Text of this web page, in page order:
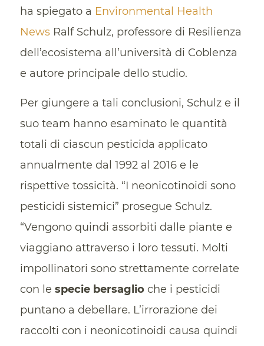
ha spiegato a Environmental Health
NewsRalf Schulz, professore di Resilienza
dell’ecosistema all’università di Coblenza
e autore principale dello studio.
Per giungere a tali conclusioni, Schulz e il
suo team hanno esaminato le quantità
totali di ciascun pesticida applicato
annualmente dal 1992 al 2016 e le
rispettive tossicità. “I neonicotinoidi sono
pesticidi sistemici” prosegue Schulz.
“Vengono quindi assorbiti dalle piante e
viaggiano attraverso i loro tessuti. Molti
impollinatori sono strettamente correlate
con le specie bersaglioche i pesticidi
puntano a debellare. L’irrorazione dei
raccolti con i neonicotinoidi causa quindi